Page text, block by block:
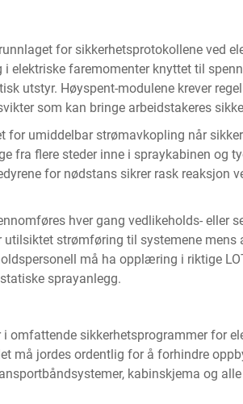
for sikkerhetsprotokollene ved
elektriske faremomenter knyttet til
utstyr. Høyspent-modulene krever
som kan bringe arbeidstakeres
umiddelbar strømavkopling når
fra flere steder inne i spraykabinen og
for nødstans sikrer rask reaksjon
hver gang vedlikeholds- eller
strømføring til systemene mens
må ha opplæring i riktige
sprayanlegg.
omfattende sikkerhetsprogrammer for
må jordes ordentlig for å forhindre
kabinskjema og